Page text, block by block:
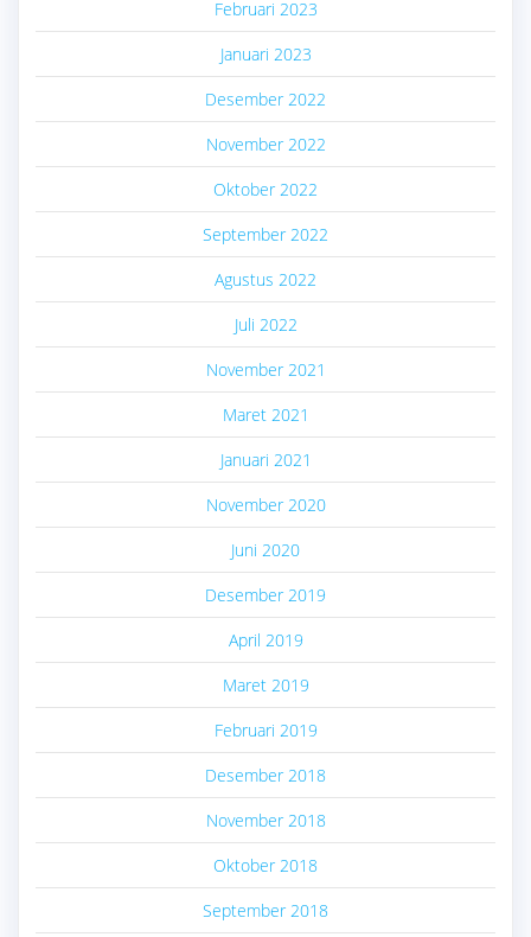
Februari 2023
Januari 2023
Desember 2022
November 2022
Oktober 2022
September 2022
Agustus 2022
Juli 2022
November 2021
Maret 2021
Januari 2021
November 2020
Juni 2020
Desember 2019
April 2019
Maret 2019
Februari 2019
Desember 2018
November 2018
Oktober 2018
September 2018